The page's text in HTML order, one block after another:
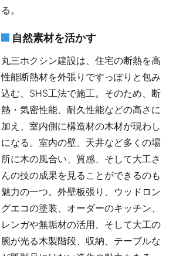
る。
自然素材を活かす
丸三ホクシン建設は、住宅の断熱を高
性能断熱材を外張りですっぽりと包み
込む、SHS工法で施工。そのため、断
熱・気密性能、耐久性能などの高さに
加え、室内側に構造材の木材が現わし
になる。室内の壁、天井など多くの場
所に木の風合い、質感、そして大工さ
んの技の成果を見ることができるのも
魅力の一つ。外壁板張り、ウッドロン
グエコの塗装、オーダーのキッチン、
レンガや無垢材の活用、そして大工の
腕が光る木製階段、収納、テーブルな